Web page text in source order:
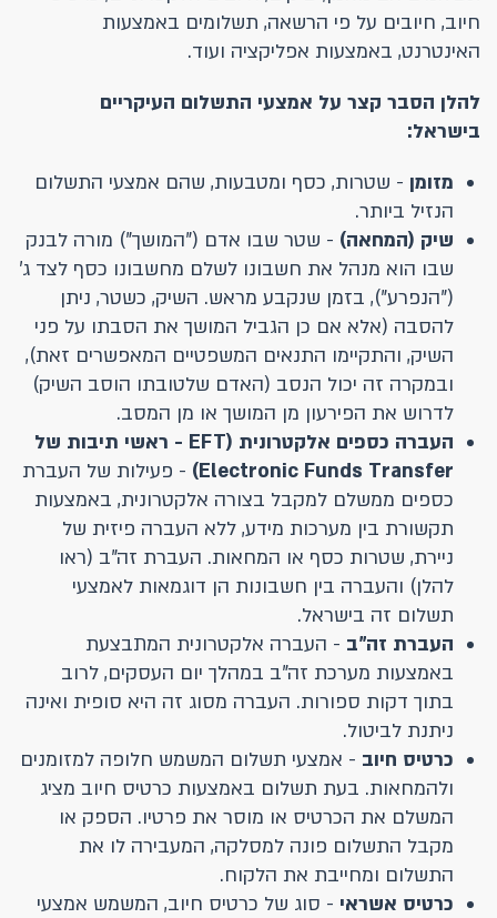
חיוב, חיובים על פי הרשאה, תשלומים באמצעות
האינטרנט, באמצעות אפליקציה ועוד.
להלן הסבר קצר על אמצעי התשלום העיקריים
בישראל:
מזומן - שטרות, כסף ומטבעות, שהם אמצעי התשלום
הנזיל ביותר.
שיק (המחאה) - שטר שבו אדם ("המושך") מורה לבנק
שבו הוא מנהל את חשבונו לשלם מחשבונו כסף לצד ג'
("הנפרע"), בזמן שנקבע מראש. השיק, כשטר, ניתן
להסבה (אלא אם כן הגביל המושך את הסבתו על פני
השיק, והתקיימו התנאים המשפטיים המאפשרים זאת),
ובמקרה זה יכול הנסב (האדם שלטובתו הוסב השיק)
לדרוש את הפירעון מן המושך או מן המסב.
העברה כספים אלקטרונית (EFT - ראשי תיבות של
Electronic Funds Transfer) - פעילות של העברת
כספים ממשלם למקבל בצורה אלקטרונית, באמצעות
תקשורת בין מערכות מידע, ללא העברה פיזית של
ניירת, שטרות כסף או המחאות. העברת זה"ב (ראו
להלן) והעברה בין חשבונות הן דוגמאות לאמצעי
תשלום זה בישראל.
העברת זה"ב - העברה אלקטרונית המתבצעת
באמצעות מערכת זה"ב במהלך יום העסקים, לרוב
בתוך דקות ספורות. העברה מסוג זה היא סופית ואינה
ניתנת לביטול.
כרטיס חיוב - אמצעי תשלום המשמש חלופה למזומנים
ולהמחאות. בעת תשלום באמצעות כרטיס חיוב מציג
המשלם את הכרטיס או מוסר את פרטיו. הספק או
מקבל התשלום פונה למסלקה, המעבירה לו את
התשלום ומחייבת את הלקוח.
כרטיס אשראי - סוג של כרטיס חיוב, המשמש אמצעי